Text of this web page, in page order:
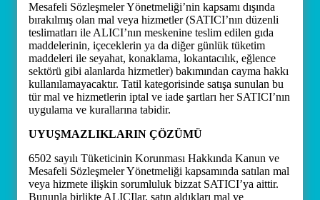
Mesafeli Sözleşmeler Yönetmeliği’nin kapsamı dışında
bırakılmış olan mal veya hizmetler (SATICI’nın düzenli
teslimatları ile ALICI’nın meskenine teslim edilen gıda
maddelerinin, içeceklerin ya da diğer günlük tüketim
maddeleri ile seyahat, konaklama, lokantacılık, eğlence
sektörü gibi alanlarda hizmetler) bakımından cayma hakkı
kullanılamayacaktır. Tatil kategorisinde satışa sunulan bu
tür mal ve hizmetlerin iptal ve iade şartları her SATICI’nın
uygulama ve kurallarına tabidir.
UYUŞMAZLIKLARIN ÇÖZÜMÜ
6502 sayılı Tüketicinin Korunması Hakkında Kanun ve
Mesafeli Sözleşmeler Yönetmeliği kapsamında satılan mal
veya hizmete ilişkin sorumluluk bizzat SATICI’ya aittir.
Bununla birlikte ALICIlar, satın aldıkları mal ve